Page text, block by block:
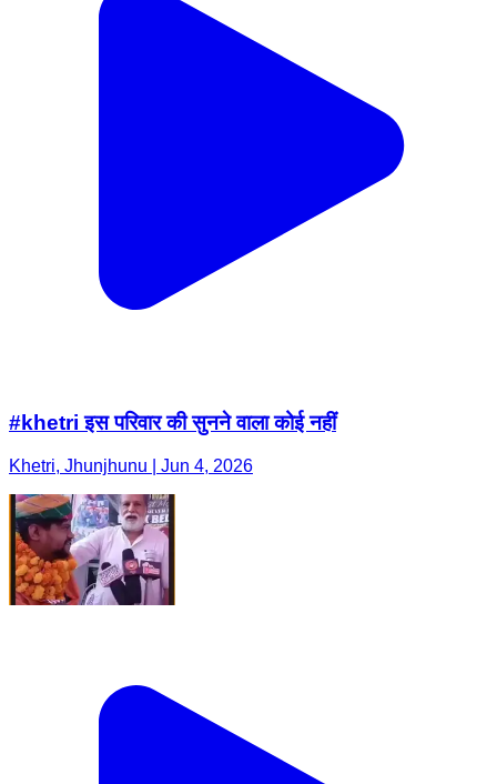
#khetri इस परिवार की सुनने वाला कोई नहीं
Khetri, Jhunjhunu | Jun 4, 2026